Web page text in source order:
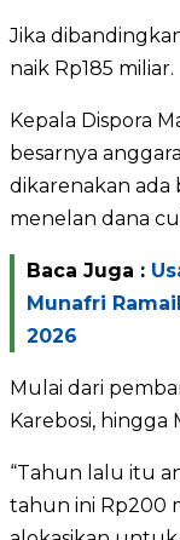
Jika
naik Rp185 miliar.
Kepala Dispora
besarnya
dikarenakan ada
menelan dana
Baca Juga :
Munafri
2026
Mulai dari
Karebosi, hingga
“Tahun lalu itu
tahun ini Rp200